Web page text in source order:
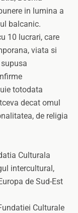
in lumina a
balcanic.
10 lucrari, care
viata si
totodata
decat omul
de religia
Culturala
intercultural,
de Sud-Est
Culturale